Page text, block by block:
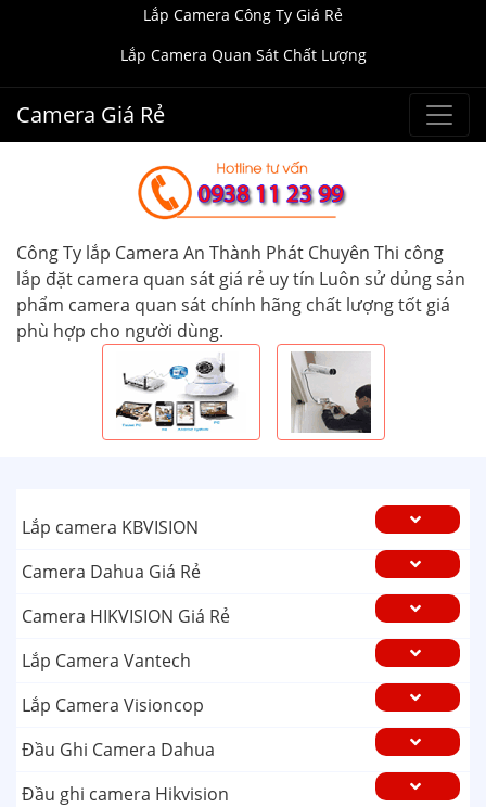
Lắp Camera Công Ty Giá Rẻ
Lắp Camera Quan Sát Chất Lượng
Camera Giá Rẻ
Công Ty lắp Camera An Thành Phát Chuyên Thi công
lắp đặt camera quan sát giá rẻ uy tín Luôn sử dủng sản
phẩm camera quan sát chính hãng chất lượng tốt giá
phù hợp cho người dùng.
Lắp camera KBVISION
Camera Dahua Giá Rẻ
Camera HIKVISION Giá Rẻ
Lắp Camera Vantech
Lắp Camera Visioncop
Đầu Ghi Camera Dahua
Đầu ghi camera Hikvision